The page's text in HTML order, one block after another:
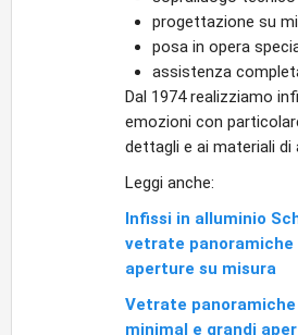
progettazione su
posa in opera
assistenza
Dal 1974 realizziamo
emozioni con
dettagli e ai materiali di
Leggi anche:
Infissi in alluminio
vetrate panoramiche
aperture su misura
Vetrate panoramiche
minimal e grandi